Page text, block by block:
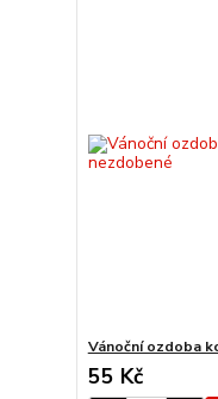
Vánoční ozdoba
55 Kč